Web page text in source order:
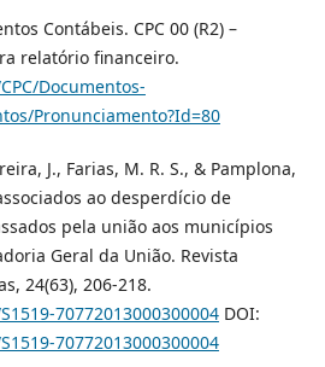
Contábeis. CPC 00 (R2) –
relatório financeiro.
Documentos-
Pronunciamento?Id=80
J., Farias, M. R. S., & Pamplona,
ao desperdício de
pela união aos municípios
Geral da União. Revista
24(63), 206-218.
70772013000300004DOI:
70772013000300004